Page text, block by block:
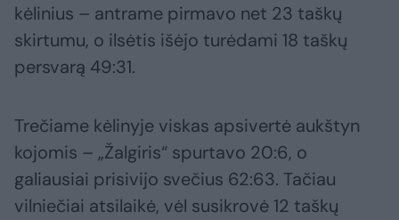
kėlinius – antrame pirmavo net 23 taškų
skirtumu, o ilsėtis išėjo turėdami 18 taškų
persvarą 49:31.
Trečiame kėlinyje viskas apsivertė aukštyn
kojomis – „Žalgiris“ spurtavo 20:6, o
galiausiai prisivijo svečius 62:63. Tačiau
vilniečiai atsilaikė, vėl susikrovė 12 taškų